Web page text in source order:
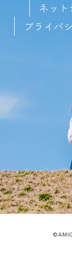
ネッ
プライバ